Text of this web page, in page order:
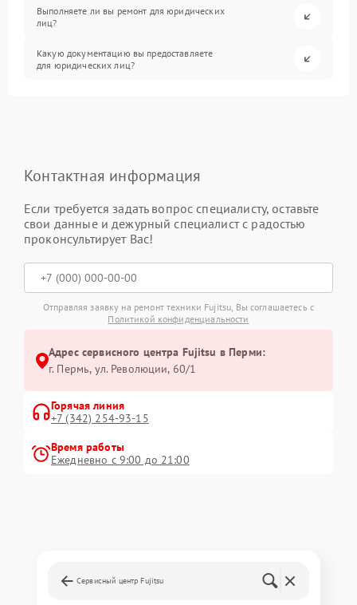
Выполняете ли вы ремонт для юридических
лиц?
Какую документацию вы предоставляете
для юридических лиц?
Контактная информация
Если требуется задать вопрос специалисту, оставьте
свои данные и дежурный специалист с радостью
проконсультирует Вас!
Отправляя заявку на ремонт техники Fujitsu, Вы соглашаетесь с
Политикой конфиденциальности
Адрес сервисного центра Fujitsu в Перми:
г. Пермь, ул. ​Революции, 60/1
Горячая линия
+7 (342) 254-93-15
Время работы
Ежедневно с 9:00 до 21:00
Сервисный центр Fujitsu